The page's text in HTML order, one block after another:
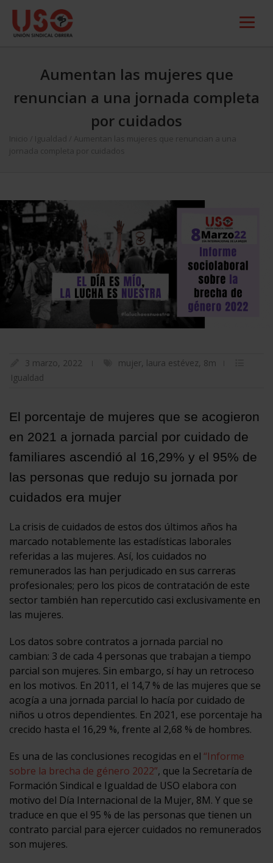
Aumentan las mujeres que
renuncian a una jornada completa
por cuidados
Inicio Igualdad
Aumentan las mujeres que renuncian a una
jornada completa por cuidados
3 marzo, 2022 mujer, laura estévez, 8m
Igualdad
El porcentaje de mujeres que se acogieron
en 2021 a jornada parcial por cuidado de
familiares ascendió al 16,29% y el 95% de
las personas que redujo su jornada por
cuidados era mujer
La crisis de cuidados de estos dos últimos años ha
marcado notablemente las estadísticas laborales
referidas a las mujeres. Así, los cuidados no
remunerados las han perjudicado en sus carreras
profesionales; pero los picos de contratación de este
sector también han repercutido casi exclusivamente en
las mujeres.
Los datos sobre contratos a jornada parcial no
cambian: 3 de cada 4 personas que trabajan a tiempo
parcial son mujeres. Sin embargo, sí hay un retroceso
en los motivos. En 2011, el 14,7 % de las mujeres que se
acogía a una jornada parcial lo hacía por cuidado de
niños u otros dependientes. En 2021, ese porcentaje ha
crecido hasta el 16,29 %, frente al 2,68 % de hombres.
Es una de las conclusiones recogidas en el “Informe
sobre la brecha de género 2022”, que la Secretaría de
Formación Sindical e Igualdad de USO elabora con
motivo del Día Internacional de la Mujer, 8M. Y que se
traduce en que el 95 % de las personas que tienen un
contrato parcial para ejercer cuidados no remunerados
son mujeres.